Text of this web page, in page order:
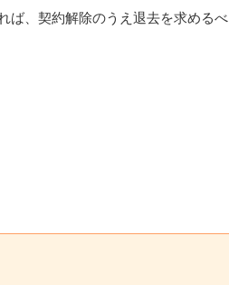
ば、契約解除のうえ退去を求めるべ